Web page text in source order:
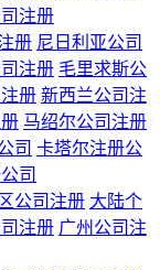
注册
册 尼日利亚公司
注册 毛里求斯公
册 新西兰公司注
马绍尔公司注册
司 卡塔尔注册公
司
公司注册 大陆个
注册 广州公司注